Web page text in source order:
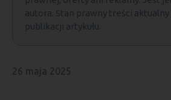
autora. Stan prawny treści
publikacji artykułu.
26 maja 2025